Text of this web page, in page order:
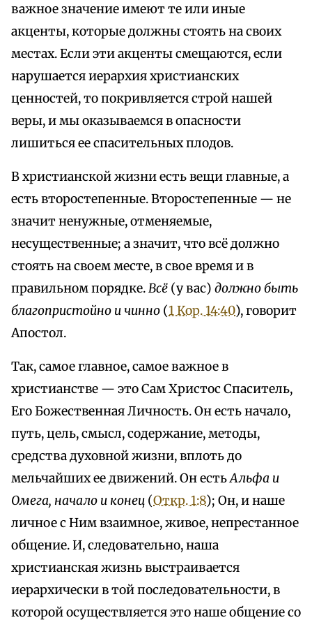
важное значение имеют те или иные
акценты, которые должны стоять на своих
местах. Если эти акценты смещаются, если
нарушается иерархия христианских
ценностей, то покривляется строй нашей
веры, и мы оказываемся в опасности
лишиться ее спасительных плодов.
В христианской жизни есть вещи главные, а
есть второстепенные. Второстепенные — не
значит ненужные, отменяемые,
несущественные; а значит, что всё должно
стоять на своем месте, в свое время и в
правильном порядке.Всё (у вас) должно быть
благопристойно и чинно (1 Кор. 14:40), говорит
Апостол.
Так, самое главное, самое важное в
христианстве — это Сам Христос Спаситель,
Его Божественная Личность. Он есть начало,
путь, цель, смысл, содержание, методы,
средства духовной жизни, вплоть до
мельчайших ее движений. Он естьАльфа и
Омега, начало и конец (Откр. 1:8); Он, и наше
личное с Ним взаимное, живое, непрестанное
общение. И, следовательно, наша
христианская жизнь выстраивается
иерархически в той последовательности, в
которой осуществляется это наше общение со